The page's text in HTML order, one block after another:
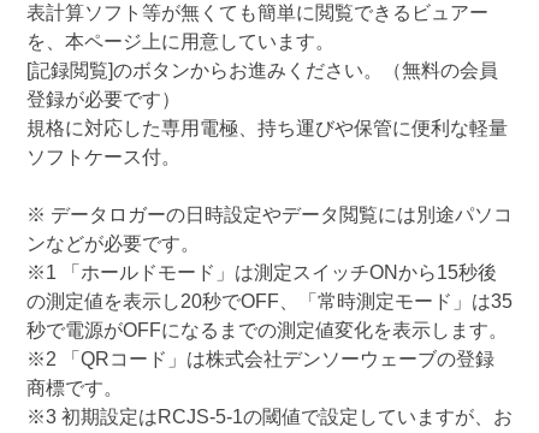
表計算ソフト等が無くても簡単に閲覧できるビュアー
を、本ページ上に用意しています。
[記録閲覧]のボタンからお進みください。（無料の会員
登録が必要です）
規格に対応した専用電極、持ち運びや保管に便利な軽量
ソフトケース付。
※ データロガーの日時設定やデータ閲覧には別途パソコ
ンなどが必要です。
※1 「ホールドモード」は測定スイッチONから15秒後
の測定値を表示し20秒でOFF、「常時測定モード」は35
秒で電源がOFFになるまでの測定値変化を表示します。
※2 「QRコード」は株式会社デンソーウェーブの登録
商標です。
※3 初期設定はRCJS-5-1の閾値で設定していますが、お